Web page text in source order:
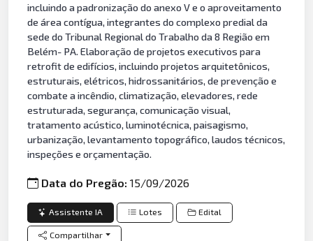
incluindo a padronização do anexo V e o aproveitamento
de área contígua, integrantes do complexo predial da
sede do Tribunal Regional do Trabalho da 8 Região em
Belém- PA. Elaboração de projetos executivos para
retrofit de edifícios, incluindo projetos arquitetônicos,
estruturais, elétricos, hidrossanitários, de prevenção e
combate a incêndio, climatização, elevadores, rede
estruturada, segurança, comunicação visual,
tratamento acústico, luminotécnica, paisagismo,
urbanização, levantamento topográfico, laudos técnicos,
inspeções e orçamentação.
Data do Pregão:15/09/2026
Assistente IA Lotes Edital
Compartilhar